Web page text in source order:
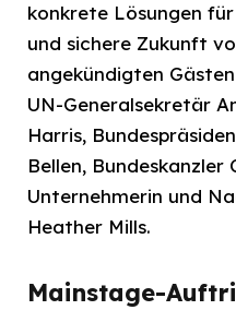
konkrete Lösungen
und sichere Zukunft
angekündigten
UN-Generalsekretär
Harris,
Bellen,
Unternehmerin und
Heather Mills.
Mainstage-